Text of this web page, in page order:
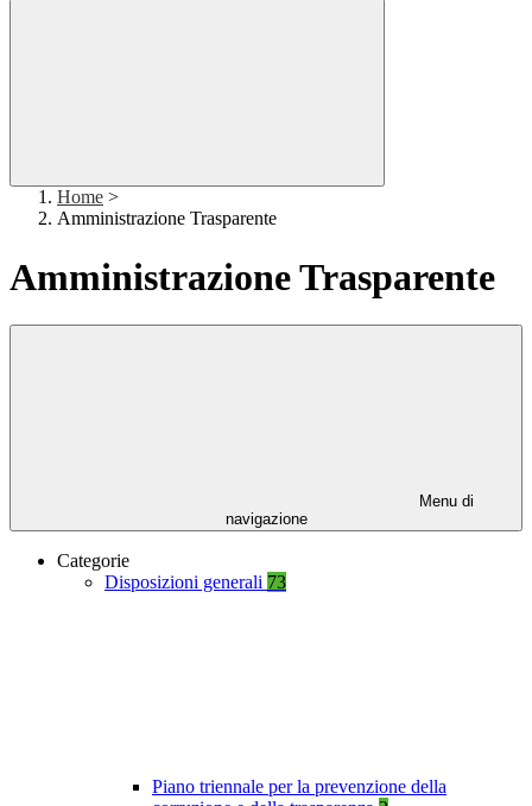
Home >
Amministrazione Trasparente
Amministrazione Trasparente
Menu di
navigazione
Categorie
Disposizioni generali 73
Piano triennale per la prevenzione della